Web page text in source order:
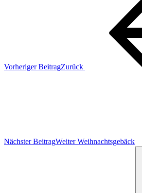
Vorheriger BeitragZurück
Nächster BeitragWeiter Weihnachtsgebäck